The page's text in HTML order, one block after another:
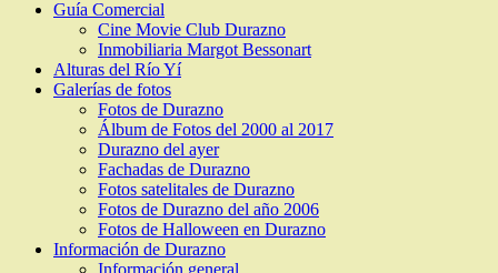
Guía Comercial
Cine Movie Club Durazno
Inmobiliaria Margot Bessonart
Alturas del Río Yí
Galerías de fotos
Fotos de Durazno
Álbum de Fotos del 2000 al 2017
Durazno del ayer
Fachadas de Durazno
Fotos satelitales de Durazno
Fotos de Durazno del año 2006
Fotos de Halloween en Durazno
Información de Durazno
Información general